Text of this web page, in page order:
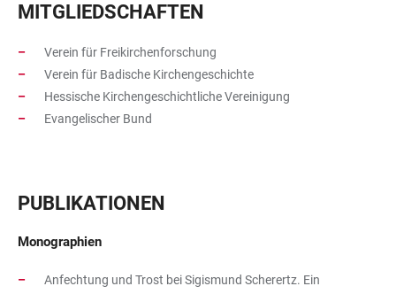
MITGLIEDSCHAFTEN
Verein für Freikirchenforschung
Verein für Badische Kirchengeschichte
Hessische Kirchengeschichtliche Vereinigung
Evangelischer Bund
PUBLIKATIONEN
Monographien
Anfechtung und Trost bei Sigismund Scherertz. Ein